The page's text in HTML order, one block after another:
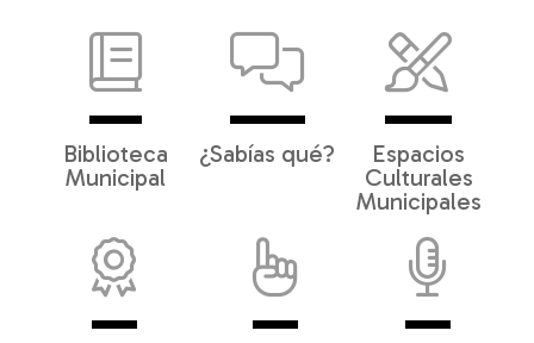
Biblioteca
Municipal
¿Sabías qué?
Espacios
Culturales
Municipales